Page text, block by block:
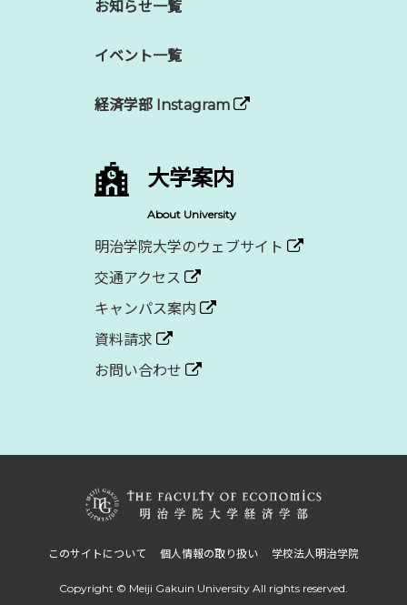
お知らせ一覧
イベント一覧
経済学部 Instagram
大学案内
About University
明治学院大学のウェブサイト
交通アクセス
キャンパス案内
資料請求
お問い合わせ
このサイトについて 個人情報の取り扱い 学校法人明治学院
Copyright © Meiji Gakuin University All rights reserved.